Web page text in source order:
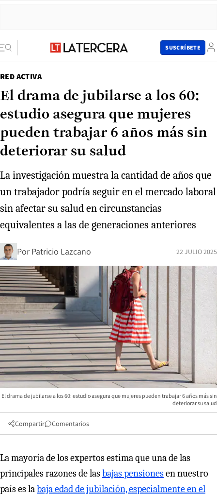
SUSCRÍBETE
RED ACTIVA
El drama de jubilarse a los 60:
estudio asegura que mujeres
pueden trabajar 6 años más sin
deteriorar su salud
La investigación muestra la cantidad de años que
un trabajador podría seguir en el mercado laboral
sin afectar su salud en circunstancias
equivalentes a las de generaciones anteriores
Por Patricio Lazcano 22 JULIO 2025
El drama de jubilarse a los 60: estudio asegura que mujeres pueden trabajar 6 años más sin
deteriorar su salud
Compartir Comentarios
La mayoría de los expertos estima que una de las
principales razones de lasbajas pensionesen nuestro
país es labaja edad de jubilación, especialmente en el